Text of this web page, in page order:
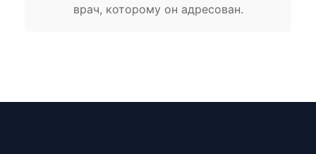
врач, которому он адресован.